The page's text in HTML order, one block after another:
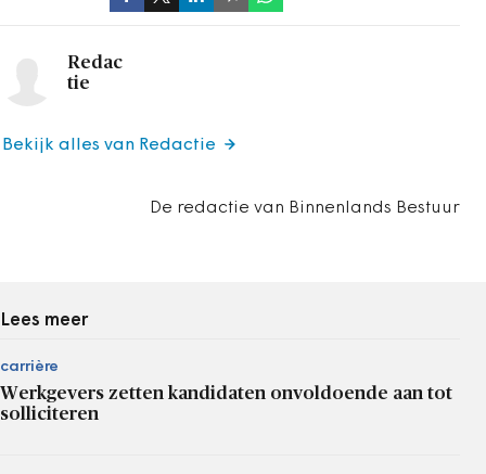
Redac
tie
De redactie van Binnenlands Bestuur
Bekijk alles van Redactie
Lees meer
carrière
Werkgevers zetten kandidaten onvoldoende aan tot
solliciteren